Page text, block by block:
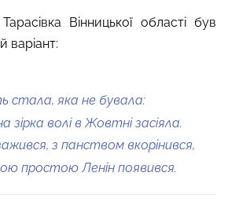
Вінницької області був
варіант:
стала, яка не бувала:
зірка волі в Жовтні засіяла.
з панством вкорінився,
простою Ленін появився.